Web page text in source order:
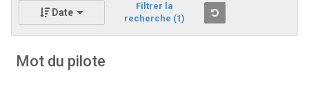
Date
Filtrer la
recherche (1)
Mot du pilote